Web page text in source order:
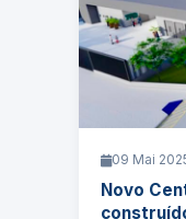
09 Mai
Novo